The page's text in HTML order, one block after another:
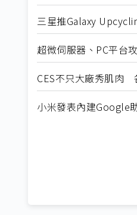
三星推Galaxy
超微伺服器、PC平台
CES不只大廠秀肌肉
小米發表內建Google